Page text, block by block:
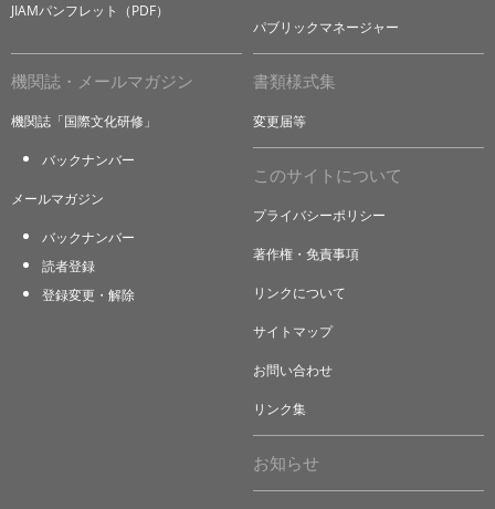
JIAMパンフレット（PDF）
パブリックマネージャー
機関誌・メールマガジン
機関誌「国際文化研修」
バックナンバー
メールマガジン
バックナンバー
読者登録
登録変更・解除
書類様式集
変更届等
このサイトについて
プライバシーポリシー
著作権・免責事項
リンクについて
サイトマップ
お問い合わせ
リンク集
お知らせ